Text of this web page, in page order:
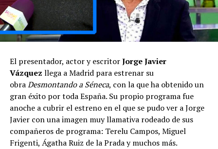
El presentador, actor y escritorJorge Javier
Vázquez llega a Madrid para estrenar su
obraDesmontando a Séneca, con la que ha obtenido un
gran éxito por toda España. Su propio programa fue
anoche a cubrir el estreno en el que se pudo ver a Jorge
Javier con una imagen muy llamativa rodeado de sus
compañeros de programa: Terelu Campos, Miguel
Frigenti, Ágatha Ruiz de la Prada y muchos más.